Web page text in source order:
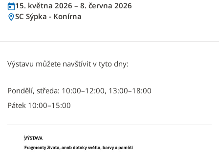
15. května 2026 – 8. června 2026
SC Sýpka - Konírna
Výstavu můžete navštívit v tyto dny:
Pondělí, středa: 10:00–12:00, 13:00–18:00
Pátek 10:00–15:00